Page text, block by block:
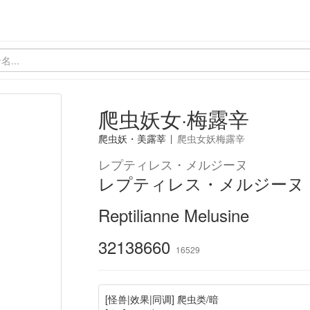
爬虫妖女·梅露辛
爬虫妖・美露莘 | 爬虫女妖梅露辛
レプティレス・メルジーヌ
レプティレス・メルジーヌ
Reptilianne Melusine
32138660 16529
[怪兽|效果|同调] 爬虫类/暗